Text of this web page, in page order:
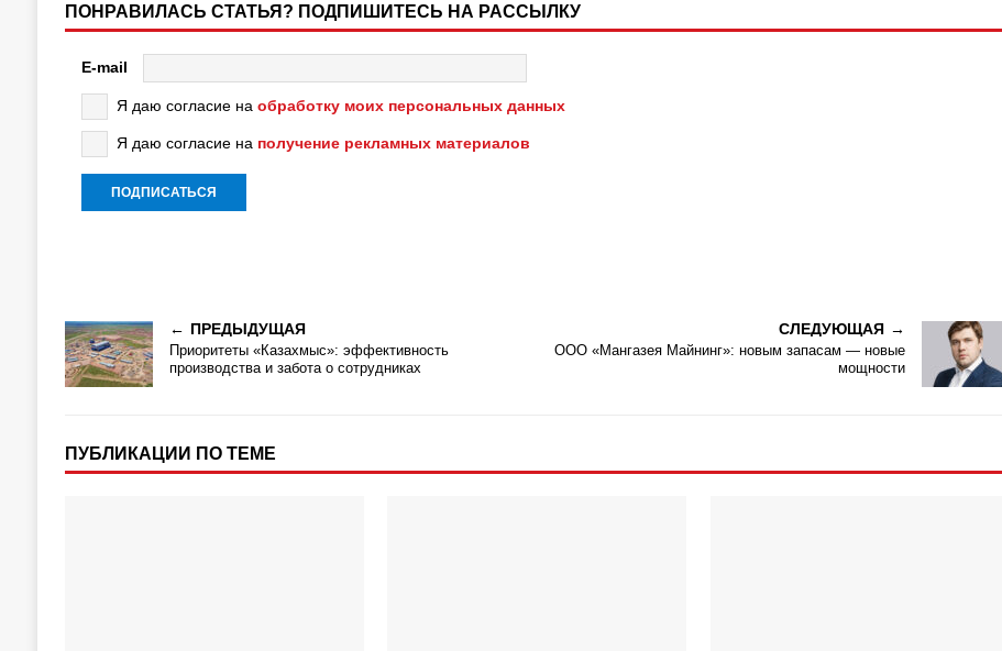
ПОНРАВИЛАСЬ СТАТЬЯ? ПОДПИШИТЕСЬ НА РАССЫЛКУ
E-mail
Я даю согласие на обработку моих персональных данных
Я даю согласие на получение рекламных материалов
ПРЕДЫДУЩАЯ
Приоритеты «Казахмыс»: эффективность
производства и забота о сотрудниках
СЛЕДУЮЩАЯ
ООО «Мангазея Майнинг»: новым запасам — новые
мощности
ПУБЛИКАЦИИ ПО ТЕМЕ